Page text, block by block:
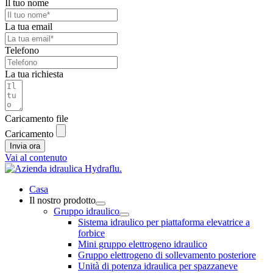
Il tuo nome
La tua email
Telefono
La tua richiesta
Caricamento file
Caricamento
Invia ora
Vai al contenuto
Casa
Il nostro prodotto
Gruppo idraulico
Sistema idraulico per piattaforma elevatrice a
forbice
Mini gruppo elettrogeno idraulico
Gruppo elettrogeno di sollevamento posteriore
Unità di potenza idraulica per spazzaneve